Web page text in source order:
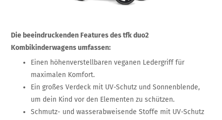
Die beeindruckenden Features des tfk duo2
Kombikinderwagens umfassen:
Einen höhenverstellbaren veganen Ledergriff für
maximalen Komfort.
Ein großes Verdeck mit UV-Schutz und Sonnenblende,
um dein Kind vor den Elementen zu schützen.
Schmutz- und wasserabweisende Stoffe mit UV-Schutz